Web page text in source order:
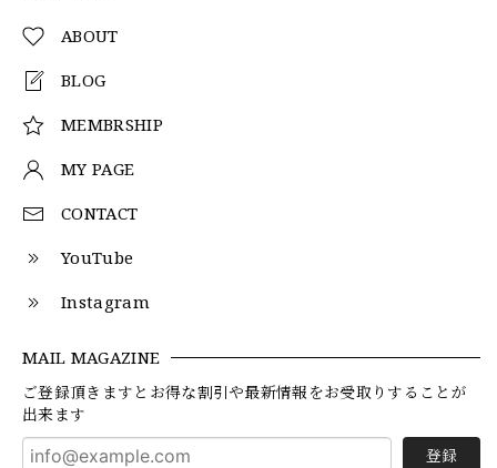
ABOUT
BLOG
MEMBRSHIP
MY PAGE
CONTACT
YouTube
Instagram
MAIL MAGAZINE
ご登録頂きますとお得な割引や最新情報をお受取りすることが
出来ます
登録